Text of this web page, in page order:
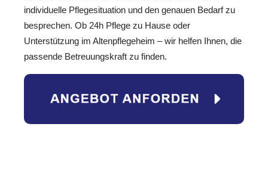
individuelle Pflegesituation und den genauen Bedarf zu
besprechen. Ob 24h Pflege zu Hause oder
Unterstützung im Altenpflegeheim – wir helfen Ihnen, die
passende Betreuungskraft zu finden.